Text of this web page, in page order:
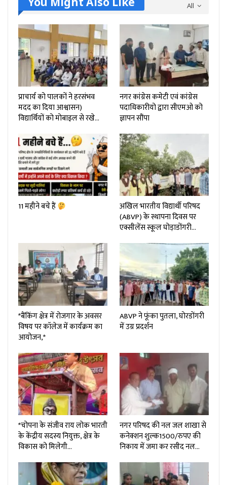
All
प्राचार्य को पालकों ने हरसंभव
मदद का दिया आश्वासन)
विद्यार्थियों को मोबाइल से रखे…
नगर कांग्रेस कमेटी एवं कांग्रेस
पदाधिकारीयो द्वारा सीएमओ को
ज्ञापन सौंपा
11 महीने बचे हैं
अखिल भारतीय विद्यार्थी परिषद
(ABVP) के स्थापना दिवस पर
एक्सीलेंस स्कूल घोड़ाडोंगरी…
*बैंकिंग क्षेत्र में रोजगार के अवसर
विषय पर कॉलेज में कार्यक्रम का
आयोजन,*
ABVP ने फूंका पुतला, घोरडोंगरी
में उग्र प्रदर्शन
*चोपना के संजीव राय लोक भारती
के केंद्रीय सदस्य नियुक्त, क्षेत्र के
विकास को मिलेगी…
नगर परिषद की नल जल शाखा से
कनेक्शन शुल्क₹1500/रुपए की
निकाय में जमा कर रसीद नल…